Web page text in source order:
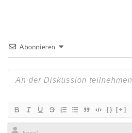
Abonnieren
{} [+]